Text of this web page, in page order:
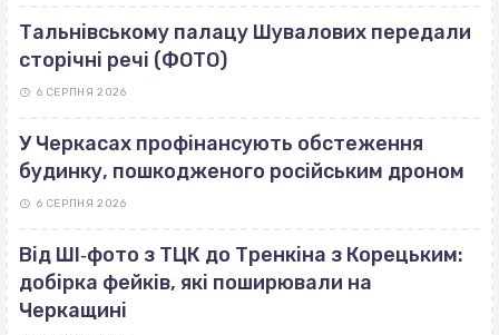
Тальнівському палацу Шувалових передали
сторічні речі (ФОТО)
6 СЕРПНЯ 2026
У Черкасах профінансують обстеження
будинку, пошкодженого російським дроном
6 СЕРПНЯ 2026
Від ШІ‐фото з ТЦК до Тренкіна з Корецьким:
добірка фейків, які поширювали на
Черкащині